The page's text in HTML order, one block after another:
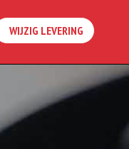
WIJZIG LEVERING